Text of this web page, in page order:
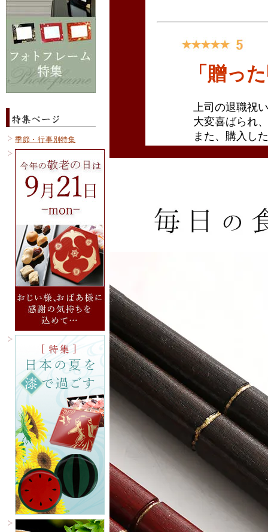
季節・行事別特集